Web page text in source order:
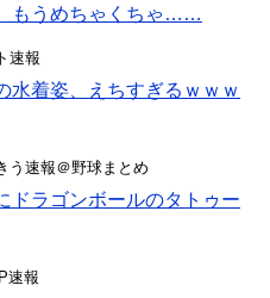
もうめちゃくちゃ……
速報
水着姿、えちすぎるｗｗｗ
う速報＠野球まとめ
ドラゴンボールのタトゥー
速報